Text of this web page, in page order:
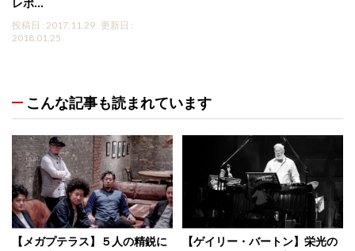
レポ...
投稿日 : 2017.11.29 更新日 :
2018.01.25
こんな記事も読まれています
【メガプテラス】５人の精鋭に
【ゲイリー・バートン】栄光の